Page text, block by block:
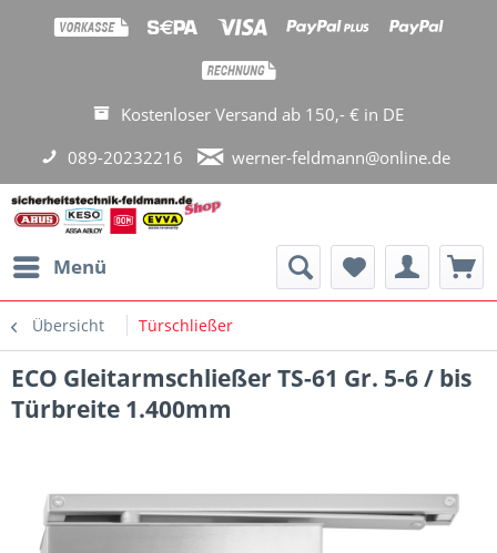
Kostenloser Versand ab 150,- € in DE
089-20232216
werner-feldmann@online.de
Menü
Übersicht Türschließer
ECO Gleitarmschließer TS-61 Gr. 5-6 / bis
Türbreite 1.400mm